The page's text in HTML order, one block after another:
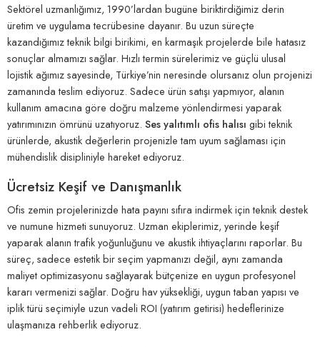
Sektörel uzmanlığımız, 1990’lardan bugüne biriktirdiğimiz derin
üretim ve uygulama tecrübesine dayanır. Bu uzun süreçte
kazandığımız teknik bilgi birikimi, en karmaşık projelerde bile hatasız
sonuçlar almamızı sağlar. Hızlı termin sürelerimiz ve güçlü ulusal
lojistik ağımız sayesinde, Türkiye’nin neresinde olursanız olun projenizi
zamanında teslim ediyoruz. Sadece ürün satışı yapmıyor, alanın
kullanım amacına göre doğru malzeme yönlendirmesi yaparak
yatırımınızın ömrünü uzatıyoruz. Ses yalıtımlı ofis halısı gibi teknik
ürünlerde, akustik değerlerin projenizle tam uyum sağlaması için
mühendislik disipliniyle hareket ediyoruz.
Ücretsiz Keşif ve Danışmanlık
Ofis zemin projelerinizde hata payını sıfıra indirmek için teknik destek
ve numune hizmeti sunuyoruz. Uzman ekiplerimiz, yerinde keşif
yaparak alanın trafik yoğunluğunu ve akustik ihtiyaçlarını raporlar. Bu
süreç, sadece estetik bir seçim yapmanızı değil, aynı zamanda
maliyet optimizasyonu sağlayarak bütçenize en uygun profesyonel
kararı vermenizi sağlar. Doğru hav yüksekliği, uygun taban yapısı ve
iplik türü seçimiyle uzun vadeli ROI (yatırım getirisi) hedeflerinize
ulaşmanıza rehberlik ediyoruz.